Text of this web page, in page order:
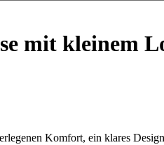
mit kleinem
Komfort, ein klares